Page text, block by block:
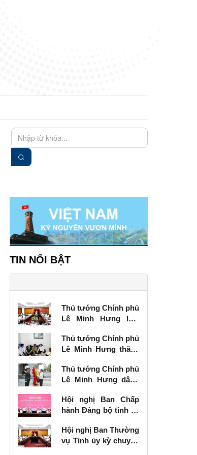
TIN NỔI BẬT
Thủ tướng Chính phủ
Lê Minh Hưng làm
vụ Tỉnh ủy Lạng Sơn
Thủ tướng Chính phủ
Lê Minh Hưng thăm,
binh tại Lạng Sơn
Thủ tướng Chính phủ
Lê Minh Hưng dâng
các Anh hùng liệt sĩ
tại Lạng Sơn
Hội nghị Ban Chấp
hành Đảng bộ tỉnh kỳ
Hội nghị Ban Thường
vụ Tỉnh ủy kỳ chuyên